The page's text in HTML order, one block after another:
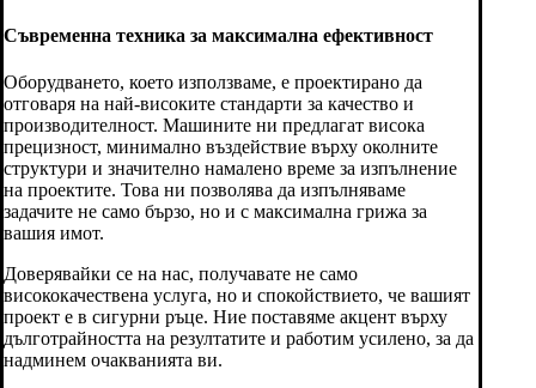
Съвременна техника за максимална ефективност
Оборудването, което използваме, е проектирано да
отговаря на най-високите стандарти за качество и
производителност. Машините ни предлагат висока
прецизност, минимално въздействие върху околните
структури и значително намалено време за изпълнение
на проектите. Това ни позволява да изпълняваме
задачите не само бързо, но и с максимална грижа за
вашия имот.
Доверявайки се на нас, получавате не само
висококачествена услуга, но и спокойствието, че вашият
проект е в сигурни ръце. Ние поставяме акцент върху
дълготрайността на резултатите и работим усилено, за да
надминем очакванията ви.